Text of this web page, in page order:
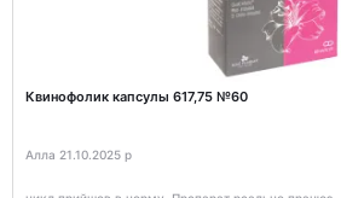
Квинофолик капсулы 617,75 №60
Алла 21.10.2025 р